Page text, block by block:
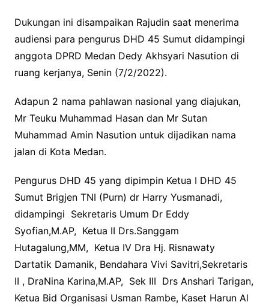
Dukungan ini disampaikan Rajudin saat menerima
audiensi para pengurus DHD 45 Sumut didampingi
anggota DPRD Medan Dedy Akhsyari Nasution di
ruang kerjanya, Senin (7/2/2022).
Adapun 2 nama pahlawan nasional yang diajukan,
Mr Teuku Muhammad Hasan dan Mr Sutan
Muhammad Amin Nasution untuk dijadikan nama
jalan di Kota Medan.
Pengurus DHD 45 yang dipimpin Ketua I DHD 45
Sumut Brigjen TNI (Purn) dr Harry Yusmanadi,
didampingi Sekretaris Umum Dr Eddy
Syofian,M.AP, Ketua II Drs.Sanggam
Hutagalung,MM, Ketua IV Dra Hj. Risnawaty
Dartatik Damanik, Bendahara Vivi Savitri,Sekretaris
II , DraNina Karina,M.AP, Sek III Drs Anshari Tarigan,
Ketua Bid Organisasi Usman Rambe, Kaset Harun Al